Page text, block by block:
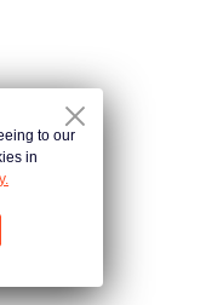
to our
in